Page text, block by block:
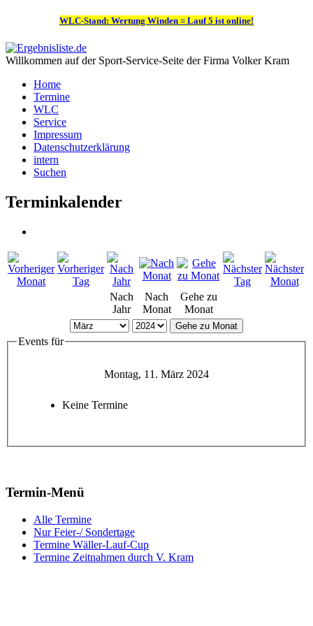
WLC-Stand: Wertung Winden = Lauf 5 ist online!
Willkommen auf der Sport-Service-Seite der Firma Volker Kram
Home
Termine
WLC
Service
Impressum
Datenschutzerklärung
intern
Suchen
Terminkalender
Nach
Jahr
Nach
Monat
Gehe zu
Monat
Gehe zu Monat
Events für
Montag, 11. März 2024
Keine Termine
Termin-Menü
Alle Termine
Nur Feier-/ Sondertage
Termine Wäller-Lauf-Cup
Termine Zeitnahmen durch V. Kram